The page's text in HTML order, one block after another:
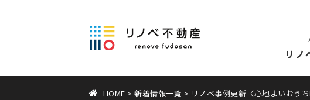
リノ
HOME > 新着情報一覧 > リノベ事例更新〈心地よいおう